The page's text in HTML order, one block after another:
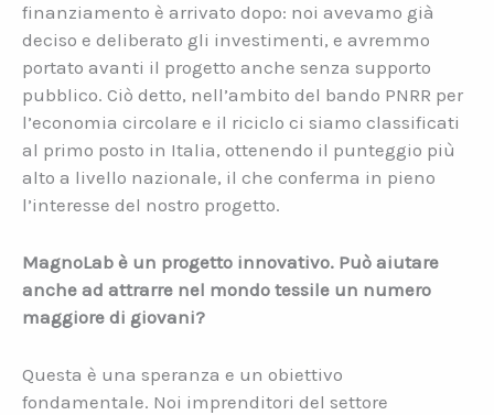
finanziamento è arrivato dopo: noi avevamo già
deciso e deliberato gli investimenti, e avremmo
portato avanti il progetto anche senza supporto
pubblico. Ciò detto, nell’ambito del bando PNRR per
l’economia circolare e il riciclo ci siamo classificati
al primo posto in Italia, ottenendo il punteggio più
alto a livello nazionale, il che conferma in pieno
l’interesse del nostro progetto.
MagnoLab è un progetto innovativo. Può aiutare
anche ad attrarre nel mondo tessile un numero
maggiore di giovani?
Questa è una speranza e un obiettivo
fondamentale. Noi imprenditori del settore